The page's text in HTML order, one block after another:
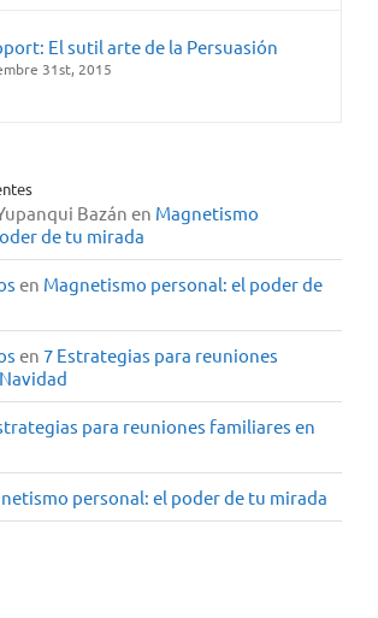
El sutil arte de la Persuasión
31st, 2015
Bazán en Magnetismo
de tu mirada
en Magnetismo personal: el poder de
en 7 Estrategias para reuniones
para reuniones familiares en
personal: el poder de tu mirada